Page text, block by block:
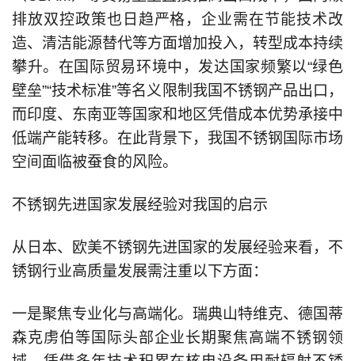
排放双控政策也日趋严格，企业需在节能技术改
造、清洁能源替代等方面增加投入，转型成本持续
攀升。在国际贸易环境中，发达国家频繁以“绿色
壁垒”“技术标准”等名义限制我国不锈钢产品出口，
而印度、东南亚等国家和地区凭借成本优势承接中
低端产能转移。在此背景下，我国不锈钢国际市场
空间面临被蚕食的风险。
不锈钢先进国家发展经验对我国的启示
从日本、欧美不锈钢先进国家的发展经验来看，不
锈钢行业高质量发展需注重以下方面：
一是聚焦专业化与高端化。瑞典山特维克、德国蒂
森克虏伯等国际头部企业长期聚焦高端不锈钢领